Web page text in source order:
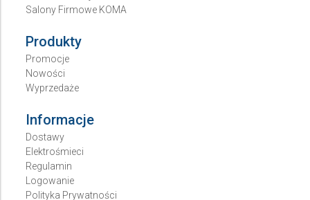
Salony Firmowe KOMA
Produkty
Promocje
Nowości
Wyprzedaże
Informacje
Dostawy
Elektrośmieci
Regulamin
Logowanie
Polityka Prywatności